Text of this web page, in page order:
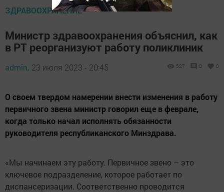
ЗДРАВООХРАНЕНИЕ
Министр здравоохранения объяснил, как
в РТ реорганизуют работу поликлиник
admin, 23 июля 2023 - 20:45 527 0 0
О своем твердом намерении внести изменения в работу
первичного звена министр говорил еще в феврале,
когда только начал исполнять обязанности
руководителя республиканского Минздрава.
«Мы начинаем эту работу. Первичное звено – это
ключевое подразделение, которое работает по
диспансеризации. Соответственно проводится